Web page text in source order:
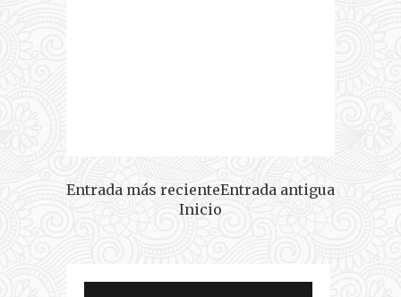
Entrada más recienteEntrada antigua
Inicio